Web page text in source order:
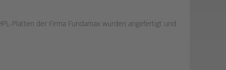
Platten der Firma Fundamax wurden angefertigt und